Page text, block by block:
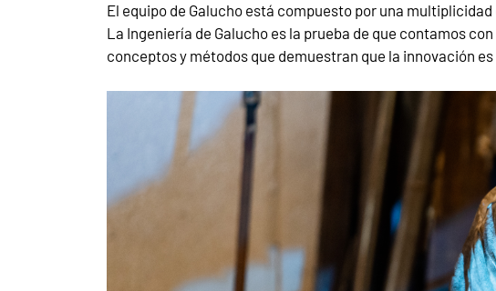
El equipo de Galucho está compuesto por una
La Ingeniería de Galucho es la prueba de que contamos
conceptos y métodos que demuestran que la innovación